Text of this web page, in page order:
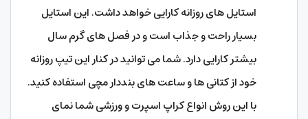
استایل های روزانه کارایی خواهد داشت. این استایل
بسیار راحت و جذاب است و در فصل های گرم سال
بیشتر کارایی دارد. شما می توانید در کنار این تیپ روزانه
خود از کتانی ها و ساعت های بنددار مچی استفاده کنید.
با این روش انواع کراپ اسپرت و ورزشی شما نمای